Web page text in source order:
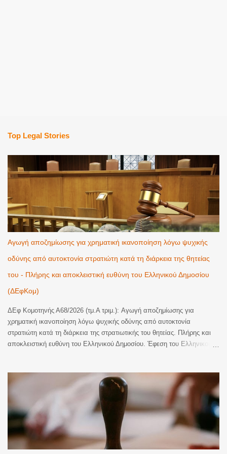
Top Legal Stories
Αγωγή αποζημίωσης για χρηματική ικανοποίηση λόγω ψυχικής
οδύνης από αυτοκτονία στρατιώτη κατά τη διάρκεια της θητείας
του - Πλήρης και αποκλειστική ευθύνη του Ελληνικού Δημοσίου
(ΔΕφΚομ)
ΔΕφ Κομοτηνής Α68/2026 (τμ.Α τριμ.): Αγωγή αποζημίωσης για
χρηματική ικανοποίηση λόγω ψυχικής οδύνης από αυτοκτονία
στρατιώτη κατά τη διάρκεια της στρατιωτικής του θητείας. Πλήρης και
αποκλειστική ευθύνη του Ελληνικού Δημοσίου. Έφεση του Ελληνικού
αγωγή αποζημίωσης για χρηματική ικανοποίηση λόγω ψυχικής οδύνης
και αναγνωρίστηκε η υποχρέωση του εκκαλούντος Δημοσίου να
καταβάλει στην εφεσίβλητη το συνολικό ποσό των 110.000€ (70.000€
ατομικά και 40.000€ ως μοναδική κληρονόμο των αποβιωσάντων
γονέων της, ήτοι 20.000€ για λογαριασμό εκάστου), ως εύλογη
χρηματική ικανοποίηση για την ψυχική οδύνη που υπέστησαν η ίδια και
οι δικαιοπάροχοί της από τον θάνατο, δι' αυτοκτονίας, του υιού της και